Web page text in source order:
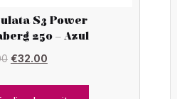
S3 Power
250 – Azul
El
original
€32.00El
actual